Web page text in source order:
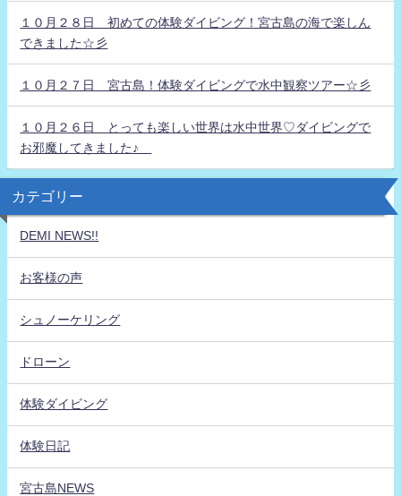
１０月２８日 初めての体験ダイビング！宮古島の海で楽しん
できました☆彡
１０月２７日 宮古島！体験ダイビングで水中観察ツアー☆彡
１０月２６日 とっても楽しい世界は水中世界♡ダイビングで
お邪魔してきました♪
カテゴリー
DEMI NEWS!!
お客様の声
シュノーケリング
ドローン
体験ダイビング
体験日記
宮古島NEWS